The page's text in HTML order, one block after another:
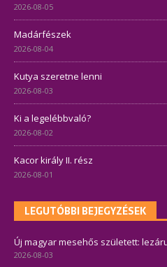
2026-08-05
Madárfészek
2026-08-04
Kutya szeretne lenni
2026-08-03
Ki a legelébbvaló?
2026-08-02
Kacor király II. rész
2026-08-01
LEGUTÓBBI BEJEGYZÉSEK
Új magyar mesehős született:
2026-08-03